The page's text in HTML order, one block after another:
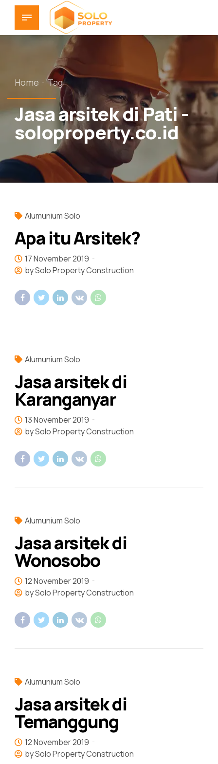
Home Tag
Jasa arsitek di Pati -
soloproperty.co.id
Alumunium Solo
Apa itu Arsitek?
17 November 2019
by Solo Property Construction
Alumunium Solo
Jasa arsitek di
Karanganyar
13 November 2019
by Solo Property Construction
Alumunium Solo
Jasa arsitek di
Wonosobo
12 November 2019
by Solo Property Construction
Alumunium Solo
Jasa arsitek di
Temanggung
12 November 2019
by Solo Property Construction